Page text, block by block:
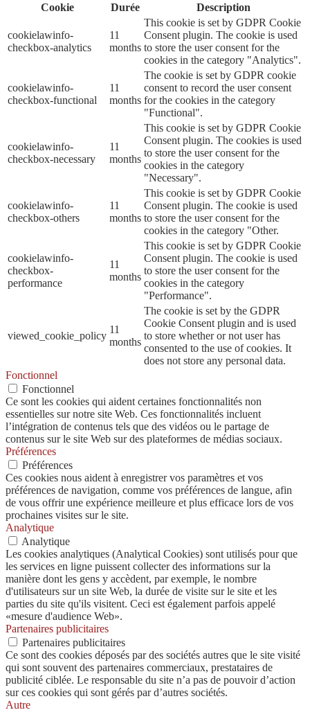
Cookie
Durée Description
cookielawinfo-
checkbox-analytics
11
months
This cookie is set by GDPR Cookie
Consent plugin. The cookie is used
to store the user consent for the
cookies in the category "Analytics".
cookielawinfo-
checkbox-functional
11
months
The cookie is set by GDPR cookie
consent to record the user consent
for the cookies in the category
"Functional".
cookielawinfo-
checkbox-necessary
11
months
This cookie is set by GDPR Cookie
Consent plugin. The cookies is used
to store the user consent for the
cookies in the category
"Necessary".
cookielawinfo-
checkbox-others
11
months
This cookie is set by GDPR Cookie
Consent plugin. The cookie is used
to store the user consent for the
cookies in the category "Other.
cookielawinfo-
checkbox-
performance
11
months
This cookie is set by GDPR Cookie
Consent plugin. The cookie is used
to store the user consent for the
cookies in the category
"Performance".
viewed_cookie_policy
11
months
The cookie is set by the GDPR
Cookie Consent plugin and is used
to store whether or not user has
consented to the use of cookies. It
does not store any personal data.
Fonctionnel
Fonctionnel
Ce sont les cookies qui aident certaines fonctionnalités non
essentielles sur notre site Web. Ces fonctionnalités incluent
l’intégration de contenus tels que des vidéos ou le partage de
contenus sur le site Web sur des plateformes de médias sociaux.
Préférences
Préférences
Ces cookies nous aident à enregistrer vos paramètres et vos
préférences de navigation, comme vos préférences de langue, afin
de vous offrir une expérience meilleure et plus efficace lors de vos
prochaines visites sur le site.
Analytique
Analytique
Les cookies analytiques (Analytical Cookies) sont utilisés pour que
les services en ligne puissent collecter des informations sur la
manière dont les gens y accèdent, par exemple, le nombre
d'utilisateurs sur un site Web, la durée de visite sur le site et les
parties du site qu'ils visitent. Ceci est également parfois appelé
«mesure d'audience Web».
Partenaires publicitaires
Partenaires publicitaires
Ce sont des cookies déposés par des sociétés autres que le site visité
qui sont souvent des partenaires commerciaux, prestataires de
publicité ciblée. Le responsable du site n’a pas de pouvoir d’action
sur ces cookies qui sont gérés par d’autres sociétés.
Autre